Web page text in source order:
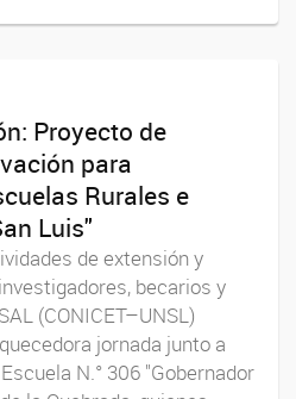
Proyecto de
para
Rurales e
Luis"
de extensión y
becarios y
(CONICET–UNSL)
jornada junto a
N.° 306 "Gobernador